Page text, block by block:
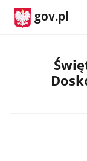
gov.pl